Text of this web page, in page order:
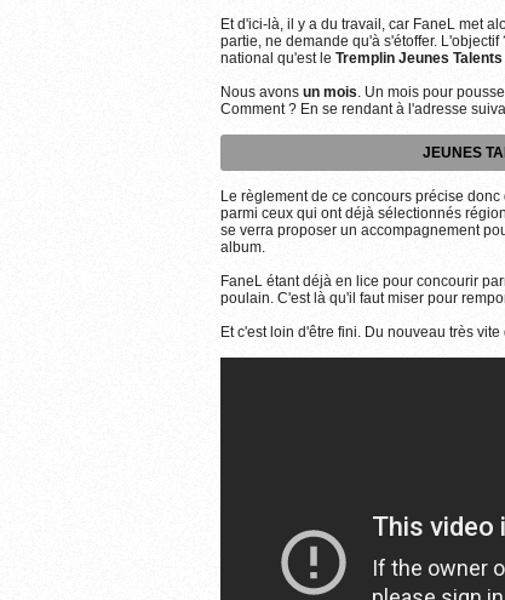
Et d'ici-là, il y a du travail, car FaneL met
partie, ne demande qu'à s'étoffer.
national qu'est le Tremplin Jeunes
Nous avons un mois. Un mois pour
Comment ? En se rendant à l'adresse
JEUNES
Le règlement de ce concours précise
parmi ceux qui ont déjà sélectionnés
se verra proposer un accompagnement
album.
FaneL étant déjà en lice pour concourir
poulain. C'est là qu'il faut miser pour
Et c'est loin d'être fini. Du nouveau très